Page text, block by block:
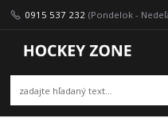
0915 537 232 (Pondelok -